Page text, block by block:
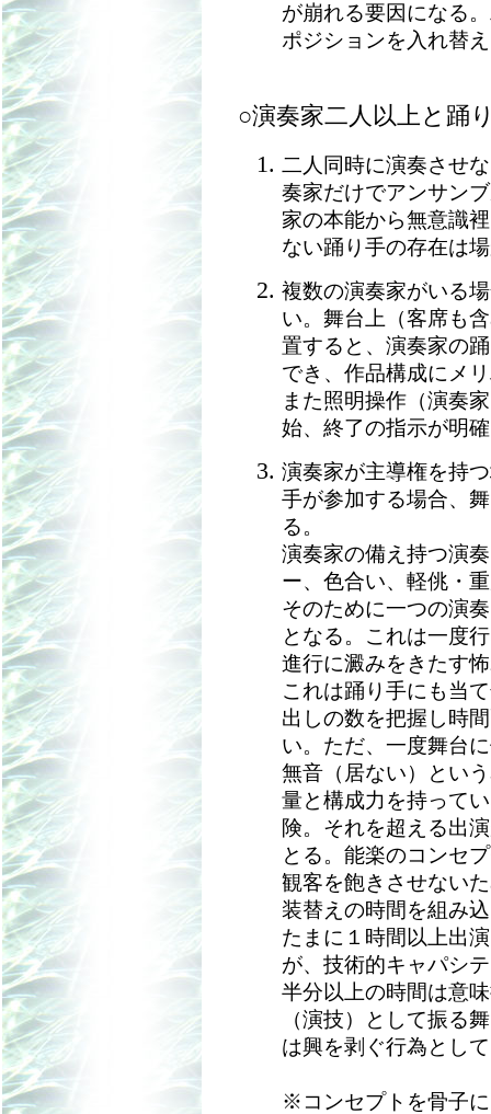
が崩れる要因になる
ポジションを入れ替
○演奏家二人以上と踊
二人同時に演奏させ
奏家だけでアンサン
家の本能から無意識
ない踊り手の存在は
複数の演奏家がいる
い。舞台上（客席も
置すると、演奏家の
でき、作品構成にメ
また照明操作（演奏
始、終了の指示が明
演奏家が主導権を持
手が参加する場合、
る。
演奏家の備え持つ演
ー、色合い、軽佻・
そのために一つの演
となる。これは一度
進行に澱みをきたす
これは踊り手にも当
出しの数を把握し時
い。ただ、一度舞台
無音（居ない）とい
量と構成力を持って
険。それを超える出
とる。能楽のコンセ
観客を飽きさせない
装替えの時間を組み
たまに１時間以上出
が、技術的キャパシ
半分以上の時間は意
（演技）として振る
は興を剥ぐ行為とし
※コンセプトを骨子